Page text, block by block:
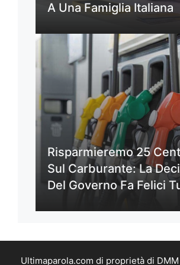
A Una Famiglia Italiana
Risparmieremo 25
Sul Carburante: La
Del Governo Fa Felici
Ultimaparola.com di proprietà di DMM